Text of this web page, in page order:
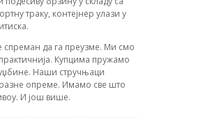
траку, контејнер улази у
спреман да га преузме. Ми смо
Купцима пружамо
Наши стручњаци
разне опреме. Имамо све што
И још више.